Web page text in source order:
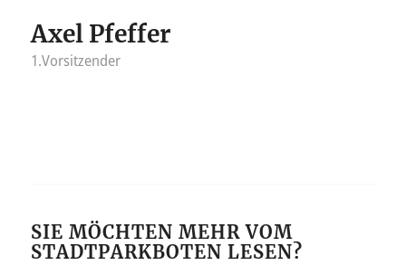
Axel Pfeffer
1.Vorsitzender
SIE MÖCHTEN MEHR VOM
STADTPARKBOTEN LESEN?